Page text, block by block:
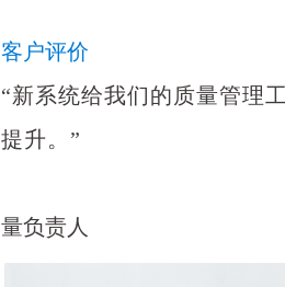
客户评价
“新系统给我们的质量管理
提升。”
量负责人